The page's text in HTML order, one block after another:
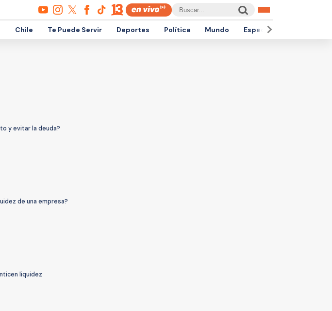
Chile Te Puede Servir Deportes Política Mundo Espectáculos
y evitar la deuda?
de una empresa?
liquidez